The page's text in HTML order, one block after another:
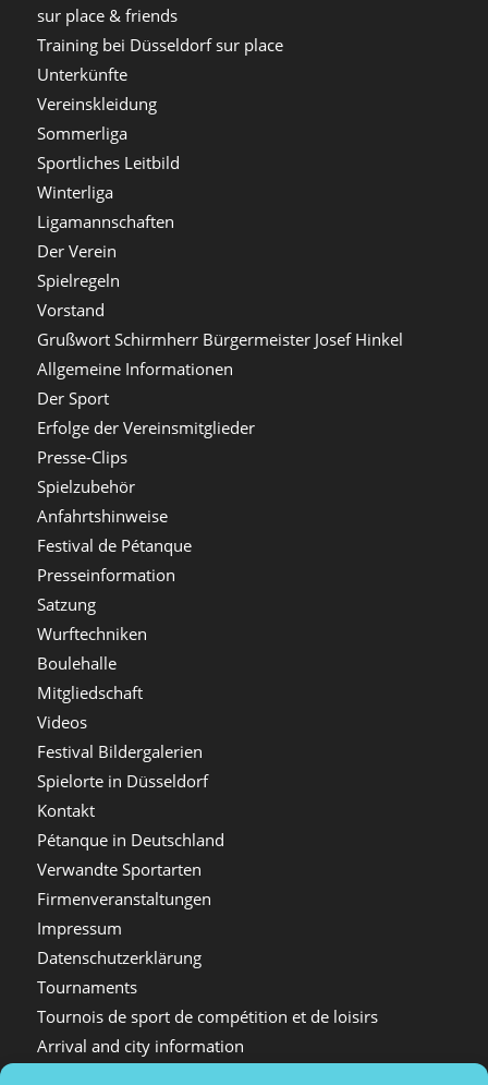
sur place & friends
Training bei Düsseldorf sur place
Unterkünfte
Vereinskleidung
Sommerliga
Sportliches Leitbild
Winterliga
Ligamannschaften
Der Verein
Spielregeln
Vorstand
Grußwort Schirmherr Bürgermeister Josef Hinkel
Allgemeine Informationen
Der Sport
Erfolge der Vereinsmitglieder
Presse-Clips
Spielzubehör
Anfahrtshinweise
Festival de Pétanque
Presseinformation
Satzung
Wurftechniken
Boulehalle
Mitgliedschaft
Videos
Festival Bildergalerien
Spielorte in Düsseldorf
Kontakt
Pétanque in Deutschland
Verwandte Sportarten
Firmenveranstaltungen
Impressum
Datenschutzerklärung
Tournaments
Tournois de sport de compétition et de loisirs
Arrival and city information